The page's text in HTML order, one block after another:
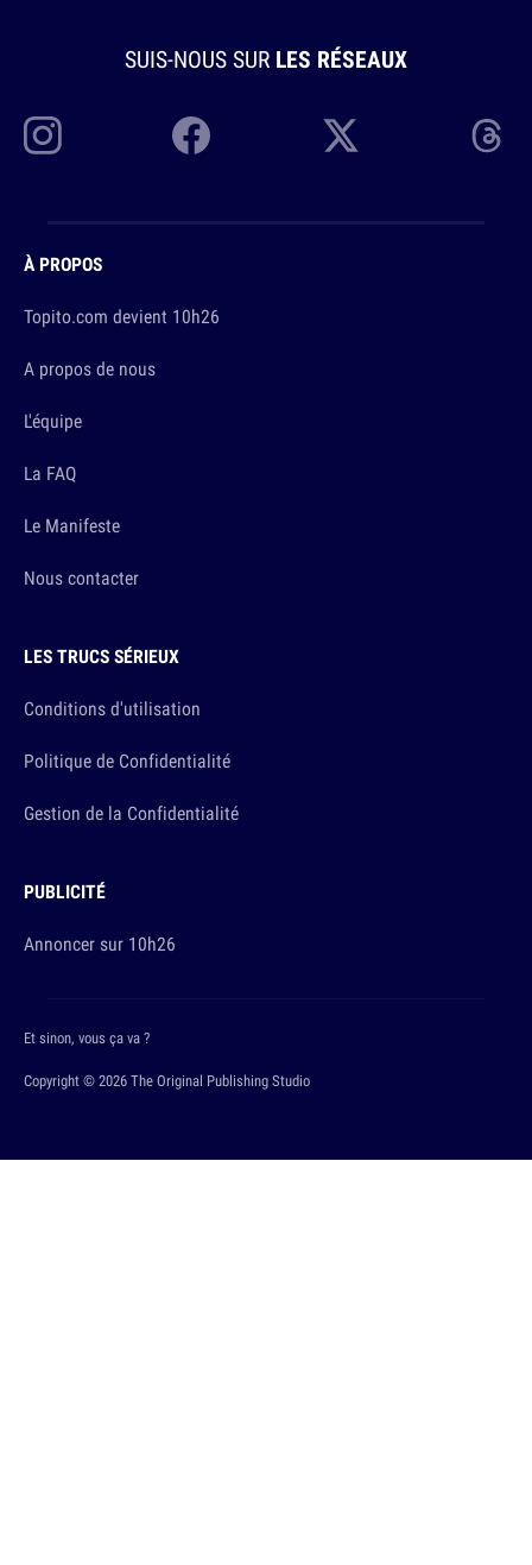
SUIS-NOUS SUR LES RÉSEAUX
À PROPOS
Topito.com devient 10h26
A propos de nous
L'équipe
La FAQ
Le Manifeste
Nous contacter
LES TRUCS SÉRIEUX
Conditions d'utilisation
Politique de Confidentialité
Gestion de la Confidentialité
PUBLICITÉ
Annoncer sur 10h26
Copyright © 2026 The Original Publishing Studio
Et sinon, vous ça va ?